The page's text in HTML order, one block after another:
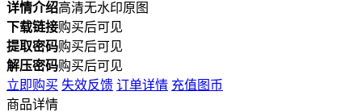
详情介绍高清无水印原图
下载链接购买后可见
提取密码购买后可见
解压密码购买后可见
立即购买 失效反馈 订单详情 充值图币
商品详情